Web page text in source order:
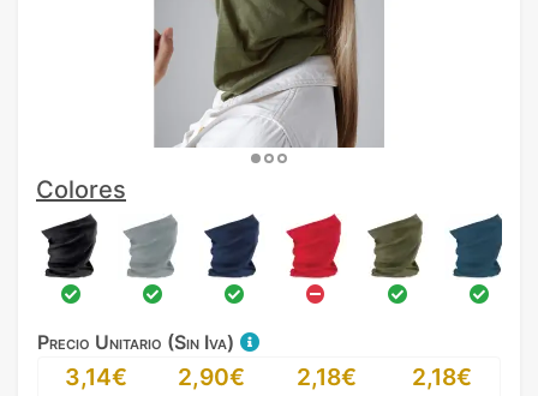
Colores
Precio Unitario (Sin Iva)
3,14€ 2,90€ 2,18€ 2,18€